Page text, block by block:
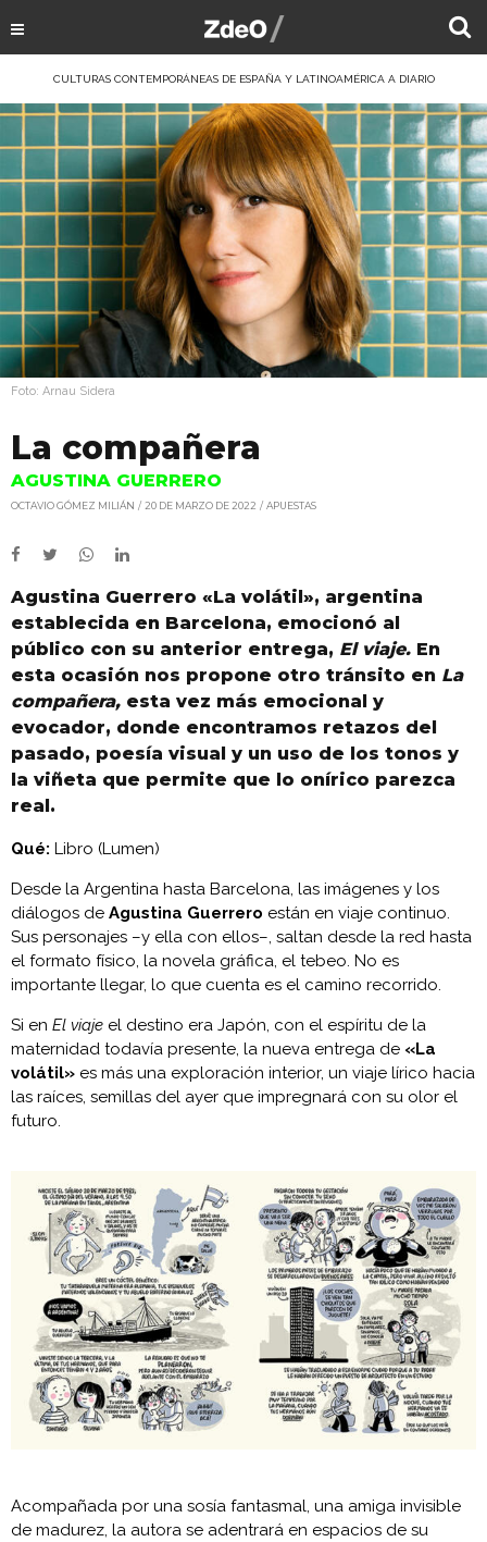
CULTURAS CONTEMPORÁNEAS DE ESPAÑA Y LATINOAMÉRICA A DIARIO
Foto: Arnau Sidera
La compañera
AGUSTINA GUERRERO
OCTAVIO GÓMEZ MILIÁN 20 DE MARZO DE 2022 APUESTAS
Agustina Guerrero «La volátil», argentina
establecida en Barcelona, emocionó al
público con su anterior entrega, El viaje. En
esta ocasión nos propone otro tránsito en La
compañera, esta vez más emocional y
evocador, donde encontramos retazos del
pasado, poesía visual y un uso de los tonos y
la viñeta que permite que lo onírico parezca
real.
Qué: Libro (Lumen)
Desde la Argentina hasta Barcelona, las imágenes y los
diálogos de Agustina Guerrero están en viaje continuo.
Sus personajes –y ella con ellos–, saltan desde la red hasta
el formato físico, la novela gráfica, el tebeo. No es
importante llegar, lo que cuenta es el camino recorrido.
Si en El viaje el destino era Japón, con el espíritu de la
maternidad todavía presente, la nueva entrega de «La
volátil» es más una exploración interior, un viaje lírico hacia
las raíces, semillas del ayer que impregnará con su olor el
futuro.
Acompañada por una sosía fantasmal, una amiga invisible
de madurez, la autora se adentrará en espacios de su